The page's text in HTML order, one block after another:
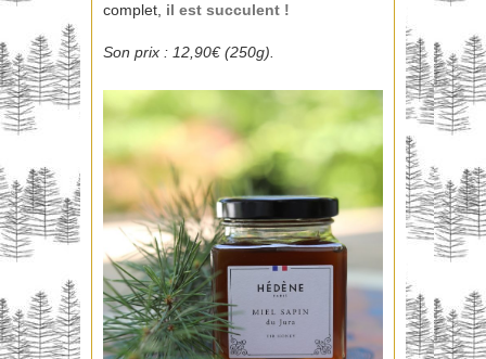
complet, il est succulent !
Son prix : 12,90€ (250g).